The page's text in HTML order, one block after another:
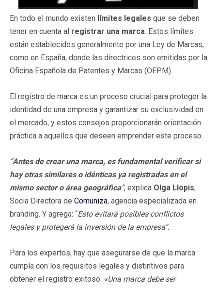
En todo el mundo existen límites legales que se deben
tener en cuenta al registrar una marca. Estos límites
están establecidos generalmente por una Ley de Marcas,
como en España, donde las directrices son emitidas por la
Oficina Española de Patentes y Marcas (OEPM).
El registro de marca es un proceso crucial para proteger la
identidad de una empresa y garantizar su exclusividad en
el mercado, y estos consejos proporcionarán orientación
práctica a aquellos que deseen emprender este proceso.
“Antes de crear una marca, es fundamental verificar si
hay otras similares o idénticas ya registradas en el
mismo sector o área geográfica”, explica Olga Llopis,
Socia Directora de Comuniza, agencia especializada en
branding. Y agrega: “Esto evitará posibles conflictos
legales y protegerá la inversión de la empresa”.
Para los expertos, hay que asegurarse de que la marca
cumpla con los requisitos legales y distintivos para
obtener el registro exitoso. «Una marca debe ser